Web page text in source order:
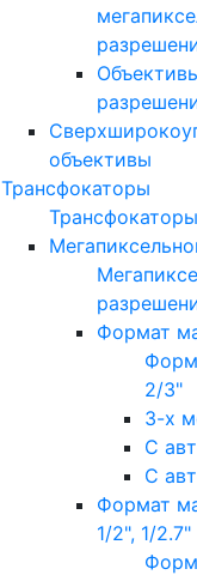
объективы
Трансфокаторы
Трансфокаторы
Формат
2/3"
3-х
С
С
Формат
1/2", 1/2.7"